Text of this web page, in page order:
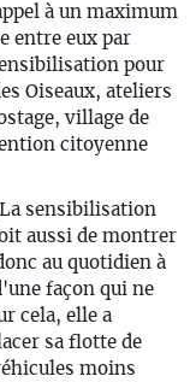
à un maximum
entre eux par
pour
Oiseaux, ateliers
village de
citoyenne
La sensibilisation
aussi de montrer
au quotidien à
façon qui ne
cela, elle a
sa flotte de
moins